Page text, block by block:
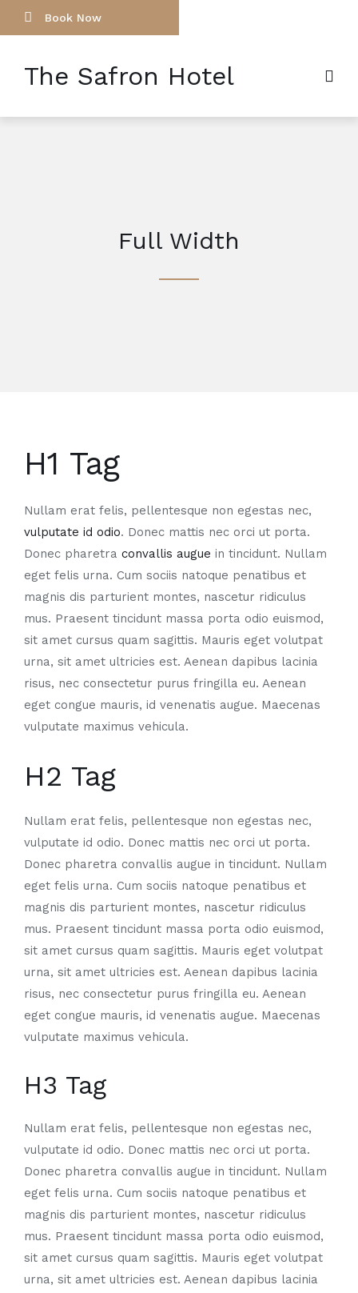
Book Now
The Safron Hotel
Full Width
H1 Tag
Nullam erat felis, pellentesque non egestas nec,
vulputate id odio. Donec mattis nec orci ut porta.
Donec pharetra convallis augue in tincidunt. Nullam
eget felis urna. Cum sociis natoque penatibus et
magnis dis parturient montes, nascetur ridiculus
mus. Praesent tincidunt massa porta odio euismod,
sit amet cursus quam sagittis. Mauris eget volutpat
urna, sit amet ultricies est. Aenean dapibus lacinia
risus, nec consectetur purus fringilla eu. Aenean
eget congue mauris, id venenatis augue. Maecenas
vulputate maximus vehicula.
H2 Tag
Nullam erat felis, pellentesque non egestas nec,
vulputate id odio. Donec mattis nec orci ut porta.
Donec pharetra convallis augue in tincidunt. Nullam
eget felis urna. Cum sociis natoque penatibus et
magnis dis parturient montes, nascetur ridiculus
mus. Praesent tincidunt massa porta odio euismod,
sit amet cursus quam sagittis. Mauris eget volutpat
urna, sit amet ultricies est. Aenean dapibus lacinia
risus, nec consectetur purus fringilla eu. Aenean
eget congue mauris, id venenatis augue. Maecenas
vulputate maximus vehicula.
H3 Tag
Nullam erat felis, pellentesque non egestas nec,
vulputate id odio. Donec mattis nec orci ut porta.
Donec pharetra convallis augue in tincidunt. Nullam
eget felis urna. Cum sociis natoque penatibus et
magnis dis parturient montes, nascetur ridiculus
mus. Praesent tincidunt massa porta odio euismod,
sit amet cursus quam sagittis. Mauris eget volutpat
urna, sit amet ultricies est. Aenean dapibus lacinia